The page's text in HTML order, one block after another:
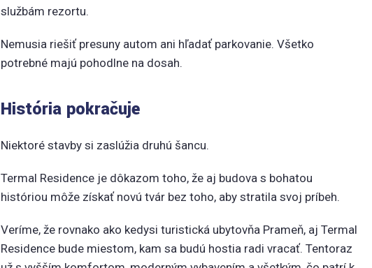
službám rezortu.
Nemusia riešiť presuny autom ani hľadať parkovanie. Všetko
potrebné majú pohodlne na dosah.
História pokračuje
Niektoré stavby si zaslúžia druhú šancu.
Termal Residence je dôkazom toho, že aj budova s bohatou
históriou môže získať novú tvár bez toho, aby stratila svoj príbeh.
Veríme, že rovnako ako kedysi turistická ubytovňa Prameň, aj Termal
Residence bude miestom, kam sa budú hostia radi vracať. Tentoraz